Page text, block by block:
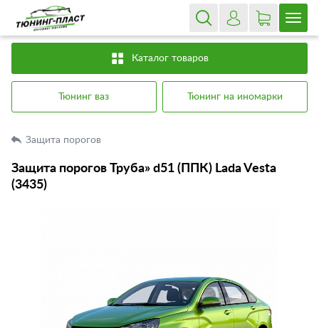
Каталог товаров
Тюнинг ваз Тюнинг на иномарки
Защита порогов
Защита порогов Труба» d51 (ППК) Lada Vesta
(3435)